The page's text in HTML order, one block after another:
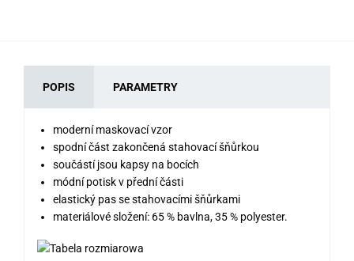
POPIS PARAMETRY
moderní maskovací vzor
spodní část zakončená stahovací šňůrkou
součástí jsou kapsy na bocích
módní potisk v přední části
elastický pas se stahovacími šňůrkami
materiálové složení: 65 % bavlna, 35 % polyester.